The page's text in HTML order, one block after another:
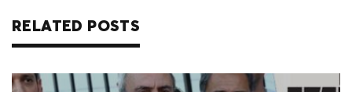
RELATED POSTS